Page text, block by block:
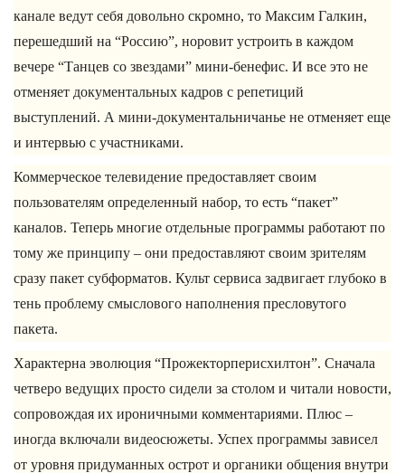
канале ведут себя довольно скромно, то Максим Галкин,
перешедший на “Россию”, норовит устроить в каждом
вечере “Танцев со звездами” мини-бенефис. И все это не
отменяет документальных кадров с репетиций
выступлений. А мини-документальничанье не отменяет еще
и интервью с участниками.
Коммерческое телевидение предоставляет своим
пользователям определенный набор, то есть “пакет”
каналов. Теперь многие отдельные программы работают по
тому же принципу – они предоставляют своим зрителям
сразу пакет субформатов. Культ сервиса задвигает глубоко в
тень проблему смыслового наполнения пресловутого
пакета.
Характерна эволюция “Прожекторперисхилтон”. Сначала
четверо ведущих просто сидели за столом и читали новости,
сопровождая их ироничными комментариями. Плюс –
иногда включали видеосюжеты. Успех программы зависел
от уровня придуманных острот и органики общения внутри